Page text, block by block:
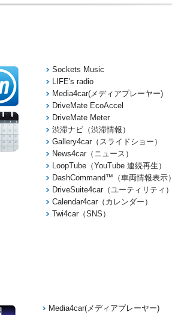
Sockets Music
LIFE's radio
Media4car(メディアプレーヤー)
DriveMate EcoAccel
DriveMate Meter
渋滞ナビ（渋滞情報）
Gallery4car（スライドショー）
News4car（ニュース）
LoopTube（YouTube 連続再生）
DashCommand™（車両情報表示）
DriveSuite4car（ユーティリティ）
Calendar4car（カレンダー）
Twi4car（SNS）
Media4car(メディアプレーヤー)